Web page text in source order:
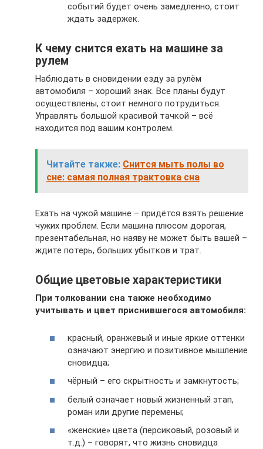
событий будет очень замедленно, стоит
ждать задержек.
К чему снится ехать на машине за
рулем
Наблюдать в сновидении езду за рулём
автомобиля – хороший знак. Все планы будут
осуществлены, стоит немного потрудиться.
Управлять большой красивой тачкой – всё
находится под вашим контролем.
Читайте также: Снится мыть полы во
сне: самая полная трактовка сна
Ехать на чужой машине – придётся взять решение
чужих проблем. Если машина плюсом дорогая,
презентабельная, но наяву не может быть вашей –
ждите потерь, больших убытков и трат.
Общие цветовые характеристики
При толковании сна также необходимо
учитывать и цвет приснившегося автомобиля:
красный, оранжевый и иные яркие оттенки
означают энергию и позитивное мышление
сновидца;
чёрный – его скрытность и замкнутость;
белый означает новый жизненный этап,
роман или другие перемены;
«женские» цвета (персиковый, розовый и
т.д.) – говорят, что жизнь сновидца